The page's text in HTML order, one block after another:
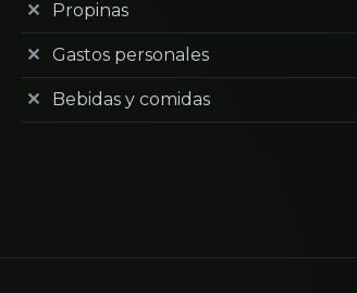
Propinas
Gastos personales
Bebidas y comidas